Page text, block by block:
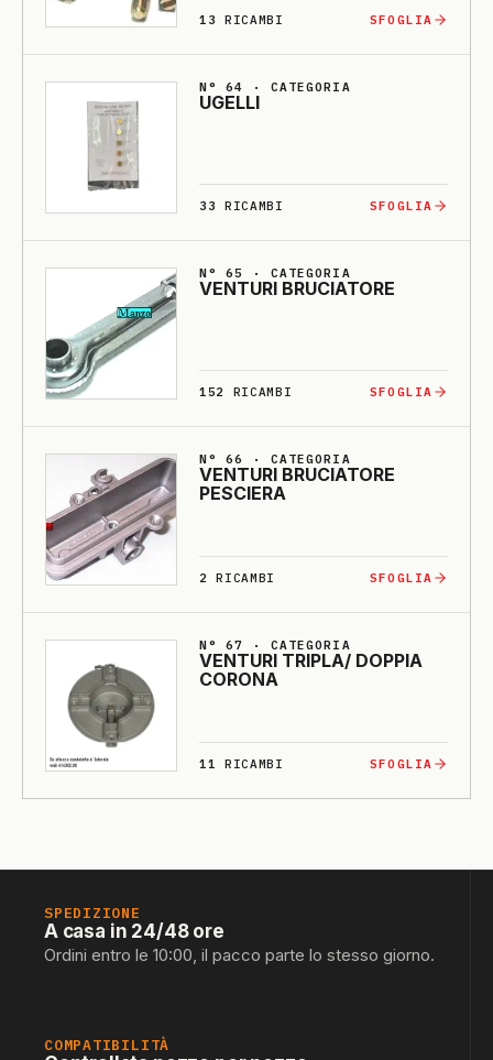
13 RICAMBI SFOGLIA
N° 64 · CATEGORIA
U­GELLI
33 RICAMBI SFOGLIA
N° 65 · CATEGORIA
VENTU­RI BRU­CIA­TO­RE
152 RICAMBI SFOGLIA
N° 66 · CATEGORIA
VENTU­RI BRU­CIA­TO­RE
PESCIE­RA
2 RICAMBI SFOGLIA
N° 67 · CATEGORIA
VENTU­RI TRI­PLA/ DOPPIA
CO­RO­NA
11 RICAMBI SFOGLIA
SPEDIZIONE
A casa in 24/48 ore
Ordini entro le 10:00, il pacco parte lo stesso giorno.
COMPATIBILITÀ